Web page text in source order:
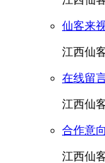
仙客来
江西仙
在线留
江西仙
合作意向
江西仙